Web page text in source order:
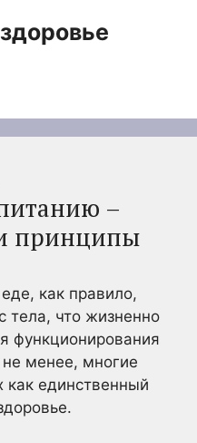
–
принципы
как правило,
тела, что жизненно
функционирования
менее, многие
единственный